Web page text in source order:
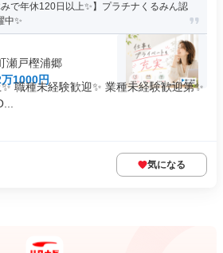
みで年休120日以上✨】プラチナくるみん認
中✨
瀬戸樫浦郷
1000円
職種未経験歓迎✨ 業種未経験歓迎第✨
気になる